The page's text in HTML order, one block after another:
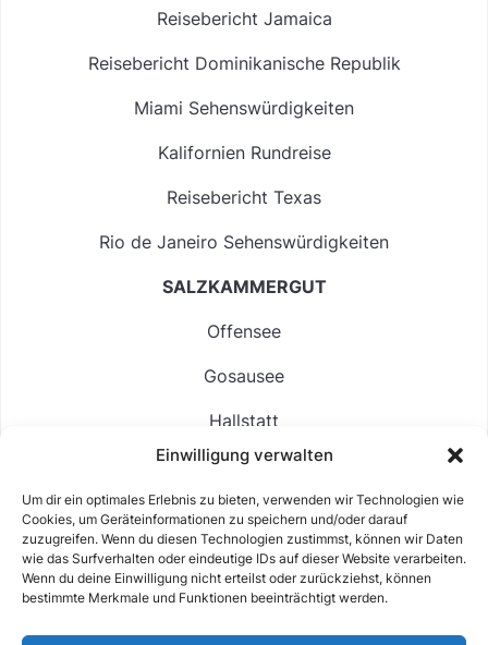
Einwilligung verwalten
Um dir ein optimales Erlebnis zu bieten, verwenden wir Technologien wie
Cookies, um Geräteinformationen zu speichern und/oder darauf
zuzugreifen. Wenn du diesen Technologien zustimmst, können wir Daten
wie das Surfverhalten oder eindeutige IDs auf dieser Website verarbeiten.
Wenn du deine Einwilligung nicht erteilst oder zurückziehst, können
bestimmte Merkmale und Funktionen beeinträchtigt werden.
Reisebericht Jamaica
Reisebericht Dominikanische Republik
Miami Sehenswürdigkeiten
Kalifornien Rundreise
Reisebericht Texas
Rio de Janeiro Sehenswürdigkeiten
SALZKAMMERGUT
Offensee
Gosausee
Hallstatt
Langbathsee
Altausseer See
Hintersee